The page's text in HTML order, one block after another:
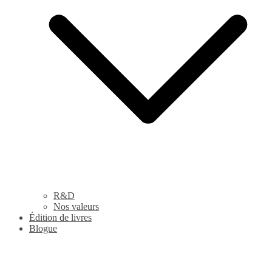
R&D
Nos valeurs
Édition de livres
Blogue